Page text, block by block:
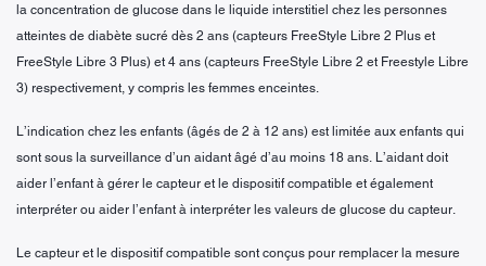
la concentration de glucose dans le liquide interstitiel chez les personnes
atteintes de diabète sucré dès 2 ans (capteurs FreeStyle Libre 2 Plus et
FreeStyle Libre 3 Plus) et 4 ans (capteurs FreeStyle Libre 2 et Freestyle Libre
3) respectivement, y compris les femmes enceintes.
L’indication chez les enfants (âgés de 2 à 12 ans) est limitée aux enfants qui
sont sous la surveillance d’un aidant âgé d’au moins 18 ans. L’aidant doit
aider l’enfant à gérer le capteur et le dispositif compatible et également
interpréter ou aider l’enfant à interpréter les valeurs de glucose du capteur.
Le capteur et le dispositif compatible sont conçus pour remplacer la mesure